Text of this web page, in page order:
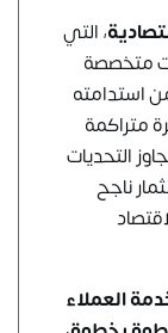
، التي
متخصصة
استدامته
متراكمة
التحديات
ناجح
العملاء